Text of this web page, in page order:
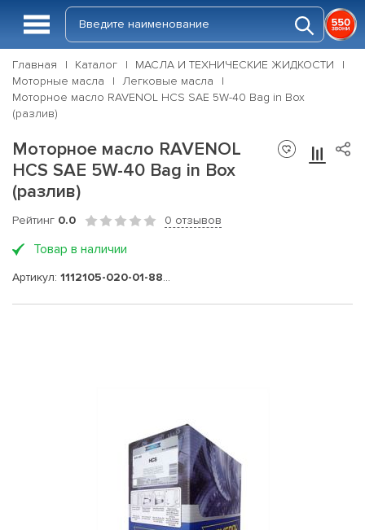
Главная Каталог
МАСЛА И ТЕХНИЧЕСКИЕ ЖИДКОСТИ
Моторные масла
Легковые масла
Моторное масло RAVENOL HCS SAE 5W-40 Bag in Box
(разлив)
Моторное масло RAVENOL
HCS SAE 5W-40 Bag in Box
(разлив)
Рейтинг 0.0 0 отзывов
Товар в наличии
Артикул: 1112105-020-01-888 ЛИТРЫ